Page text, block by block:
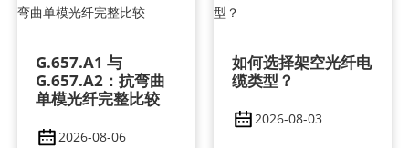
G.657.A1 与
G.657.A2：抗弯曲
单模光纤完整比较
2026-08-06
如何选择架空光纤电
缆类型？
2026-08-03